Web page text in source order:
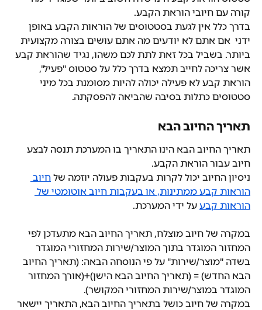
קורה עם חיובי הוראת הקבע.
בדרך כלל אין לגעת בסטטוסים של הוראות הקבע באופן
ידני  אם אתם לא יודעים מה אתם עושים בצורה מקצועית
ביותר. בשביל בכל זאת לתת לכם משהו, נגיד שהוראת קבע
אשר צריכה לחייב תמצא בדרך כלל על סטטוס "פעיל",
הוראת קבע לא פעילה יכולה להיות מסומנת בכל מיני
סטטוסים כתלות בסיבה שהביאה להפסקתה.
תאריך החיוב הבא
תאריך החיוב הבא הינו התאריך בו המערכת תנסה לבצע
חיוב עבור הוראת הקבע.
ניסיון החיוב יכול לקרות בעקבות פעולה יוזמה של חיוב
הוראות קבע ממתינות, או בעקבות חיוב אוטומטי של
הוראות קבע על ידי המערכת.
במקרה של חיוב מוצלח, תאריך החיוב הבא מתעדכן לפי
המחזור המוגדר בתוך המוצר/שירות המחזורי המוגדר
בשדה "מוצר/שירות" על פי הנוסחה הבאה: (תאריך החיוב
הבא החדש) = (תאריך החיוב הבא הישן)+(אורך המחזור
המוגדר במוצר/שירות המחזורי המקושר).
במקרה של חיוב כושל בתאריך החיוב הבא, התאריך יישאר